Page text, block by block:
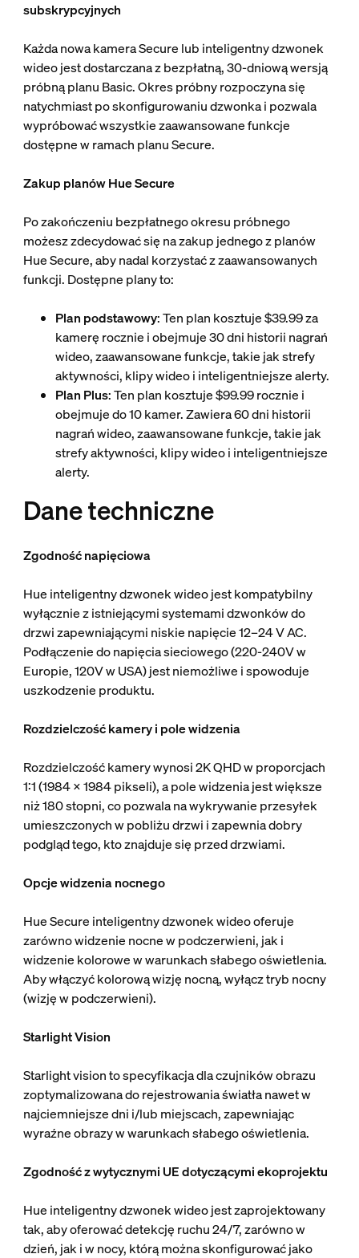
subskrypcyjnych
Każda nowa kamera Secure lub inteligentny dzwonek
wideo jest dostarczana z bezpłatną, 30-dniową wersją
próbną planu Basic. Okres próbny rozpoczyna się
natychmiast po skonfigurowaniu dzwonka i pozwala
wypróbować wszystkie zaawansowane funkcje
dostępne w ramach planu Secure.
Zakup planów Hue Secure
Po zakończeniu bezpłatnego okresu próbnego
możesz zdecydować się na zakup jednego z planów
Hue Secure, aby nadal korzystać z zaawansowanych
funkcji. Dostępne plany to:
Plan podstawowy: Ten plan kosztuje $39.99 za
kamerę rocznie i obejmuje 30 dni historii nagrań
wideo, zaawansowane funkcje, takie jak strefy
aktywności, klipy wideo i inteligentniejsze alerty.
Plan Plus: Ten plan kosztuje $99.99 rocznie i
obejmuje do 10 kamer. Zawiera 60 dni historii
nagrań wideo, zaawansowane funkcje, takie jak
strefy aktywności, klipy wideo i inteligentniejsze
alerty.
Dane techniczne
Zgodność napięciowa
Hue inteligentny dzwonek wideo jest kompatybilny
wyłącznie z istniejącymi systemami dzwonków do
drzwi zapewniającymi niskie napięcie 12–24 V AC.
Podłączenie do napięcia sieciowego (220-240V w
Europie, 120V w USA) jest niemożliwe i spowoduje
uszkodzenie produktu.
Rozdzielczość kamery i pole widzenia
Rozdzielczość kamery wynosi 2K QHD w proporcjach
1:1 (1984 x 1984 pikseli), a pole widzenia jest większe
niż 180 stopni, co pozwala na wykrywanie przesyłek
umieszczonych w pobliżu drzwi i zapewnia dobry
podgląd tego, kto znajduje się przed drzwiami.
Opcje widzenia nocnego
Hue Secure inteligentny dzwonek wideo oferuje
zarówno widzenie nocne w podczerwieni, jak i
widzenie kolorowe w warunkach słabego oświetlenia.
Aby włączyć kolorową wizję nocną, wyłącz tryb nocny
(wizję w podczerwieni).
Starlight Vision
Starlight vision to specyfikacja dla czujników obrazu
zoptymalizowana do rejestrowania światła nawet w
najciemniejsze dni i/lub miejscach, zapewniając
wyraźne obrazy w warunkach słabego oświetlenia.
Zgodność z wytycznymi UE dotyczącymi ekoprojektu
Hue inteligentny dzwonek wideo jest zaprojektowany
tak, aby oferować detekcję ruchu 24/7, zarówno w
dzień, jak i w nocy, którą można skonfigurować jako